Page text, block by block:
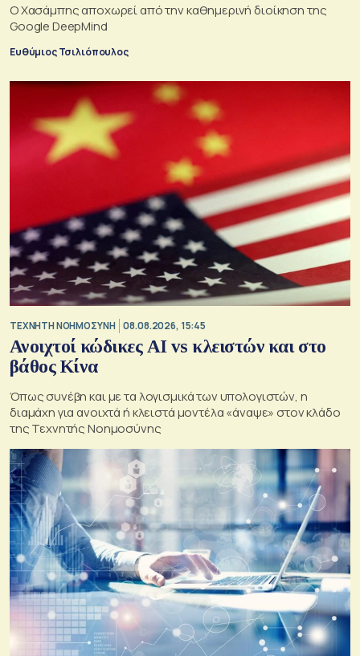
Ο Χασάμπης αποχωρεί από την καθημερινή διοίκηση της
Google DeepMind
Ευθύμιος Τσιλιόπουλος
TΕΧΝΗΤΗ ΝΟΗΜΟΣΥΝΗ 08.08.2026, 15:45
Ανοιχτοί κώδικες AI vs κλειστών και στο
βάθος Κίνα
Όπως συνέβη και με τα λογισμικά των υπολογιστών, η
διαμάχη για ανοιχτά ή κλειστά μοντέλα «άναψε» στον κλάδο
της Τεχνητής Νοημοσύνης